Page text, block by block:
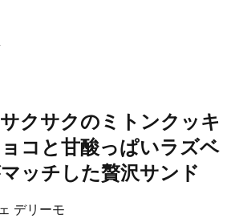
クサクのミトンクッキ
コと甘酸っぱいラズベ
ッチした贅沢サンド
デリーモ